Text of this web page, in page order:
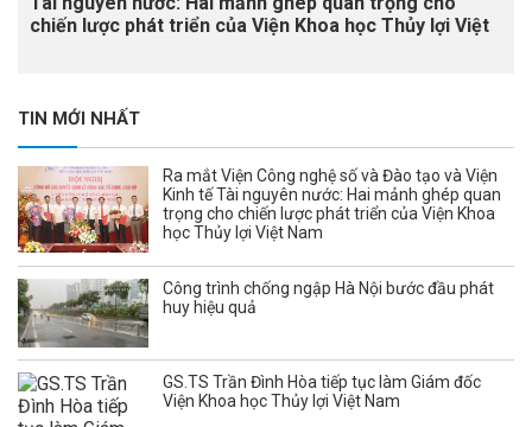
chiến lược phát triển của Viện Khoa học Thủy lợi Việt
TIN MỚI NHẤT
Ra mắt Viện Công nghệ số và Đào tạo và Viện
Kinh tế Tài nguyên nước: Hai mảnh ghép quan
trọng cho chiến lược phát triển của Viện Khoa
học Thủy lợi Việt Nam
Công trình chống ngập Hà Nội bước đầu phát
huy hiệu quả
GS.TS Trần Đình Hòa tiếp tục làm Giám đốc
Viện Khoa học Thủy lợi Việt Nam